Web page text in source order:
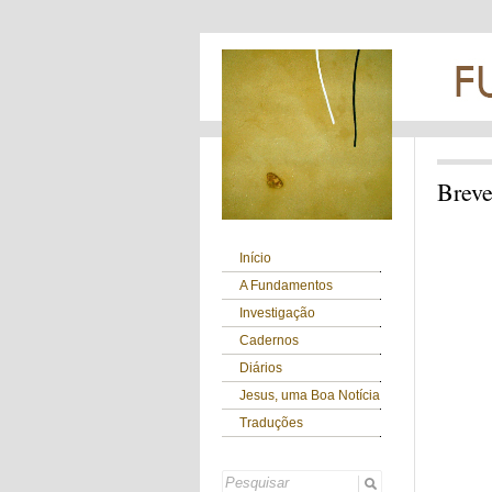
Início
A Fundamentos
Investigação
Cadernos
Diários
Jesus, uma Boa Notícia
Traduções